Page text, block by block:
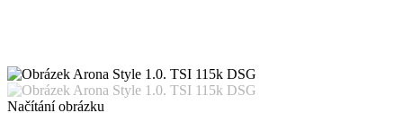
Načítání obrázku